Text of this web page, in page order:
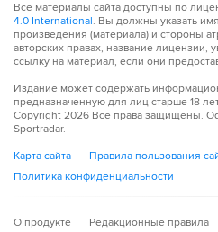
Все материалы сайта доступны по
4.0 International. Вы должны указать
произведения (материала) и стороны
авторских правах, название лицензии,
ссылку на материал, если они
Издание может содержать
предназначенную для лиц старше 18
Copyright 2026 Все права защищены.
Sportradar.
Карта сайта
Правила пользования
Политика конфиденциальности
О продукте Редакционные правила